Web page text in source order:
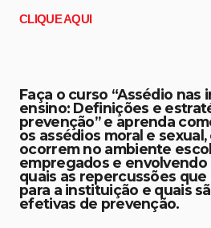
CLIQUE AQUI
Faça o curso “Assédio nas
ensino: Definições e
prevenção” e aprenda
os assédios moral e
ocorrem no ambiente
empregados e envolvendo
quais as repercussões
para a instituição e quais
efetivas de prevenção.